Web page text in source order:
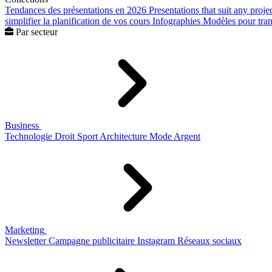
Tendances des présentations en 2026 Presentations that suit any
simplifier la planification de vos cours Infographies Modèles pour
Par secteur
Business
Technologie Droit Sport Architecture Mode Argent
Marketing
Newsletter Campagne publicitaire Instagram Réseaux sociaux